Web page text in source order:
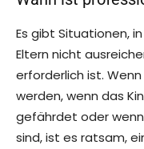
Es gibt Situationen,
Eltern nicht
erforderlich ist.
werden, wenn das
gefährdet oder
sind, ist es ratsam,